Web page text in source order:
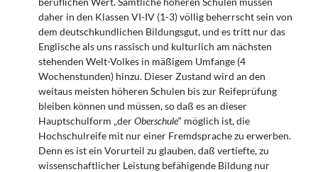
daher in den Klassen VI-IV (1-3) völlig beherrscht sein von
dem deutschkundlichen Bildungsgut, und es tritt nur das
Eng­lische als uns rassisch und kulturlich am nächsten
stehenden Welt-Volkes in mäßi­gem Umfange (4
Wochenstunden) hinzu. Dieser Zustand wird an den
weitaus meisten höheren Schulen bis zur Reifeprüfung
bleiben können und müssen, so daß es an dieser
Hauptschulform „derOberschule“ möglich ist, die
Hochschulreife mit nur einer Fremdsprache zu erwerben.
Denn es ist ein Vorurteil zu glauben, daß vertiefte, zu
wissenschaftlicher Leistung befähigende Bildung nur